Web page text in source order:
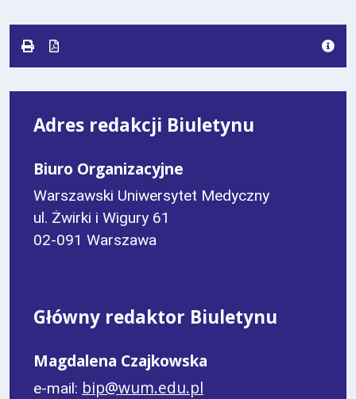
Adres redakcji Biuletynu
Biuro Organizacyjne
Warszawski Uniwersytet Medyczny
ul. Żwirki i Wigury 61
02-091 Warszawa
Główny redaktor Biuletynu
Magdalena Czajkowska
e-mail: bip@wum.edu.pl